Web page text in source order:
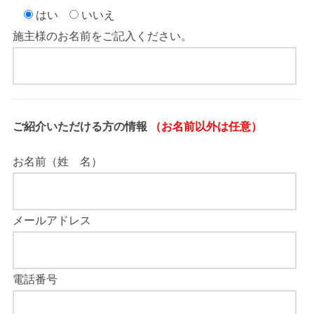
はい
いいえ
施主様のお名前をご記入ください。
ご紹介いただける方の情報 （お名前以外は任意）
お名前（姓 名）
メールアドレス
電話番号